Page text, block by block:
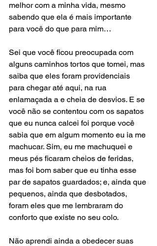
melhor com a minha vida, mesmo
sabendo que ela é mais importante
para você do que para mim…
Sei que você ficou preocupada com
alguns caminhos tortos que tomei, mas
saiba que eles foram providenciais
para chegar até aqui, na rua
enlamaçada a e cheia de desvios. E se
você não se contentou com os sapatos
que eu nunca calcei foi porque você
sabia que em algum momento eu ia me
machucar. Sim, eu me machuquei e
meus pés ficaram cheios de feridas,
mas foi bom saber que eu tinha esse
par de sapatos guardados; e, ainda que
pequenos, ainda que desbotados,
foram eles que me lembraram do
conforto que existe no seu colo.
Não aprendi ainda a obedecer suas